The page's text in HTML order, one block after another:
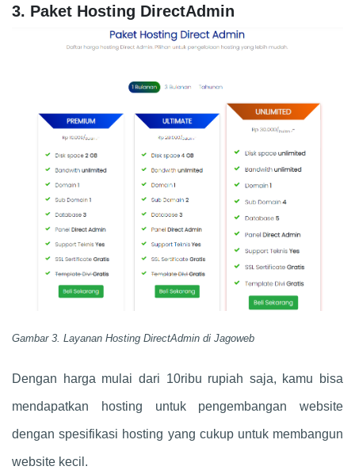
3. Paket Hosting DirectAdmin
Gambar 3. Layanan Hosting DirectAdmin di Jagoweb
Dengan harga mulai dari 10ribu rupiah saja, kamu bisa
mendapatkan hosting untuk pengembangan website
dengan spesifikasi hosting yang cukup untuk membangun
website kecil.